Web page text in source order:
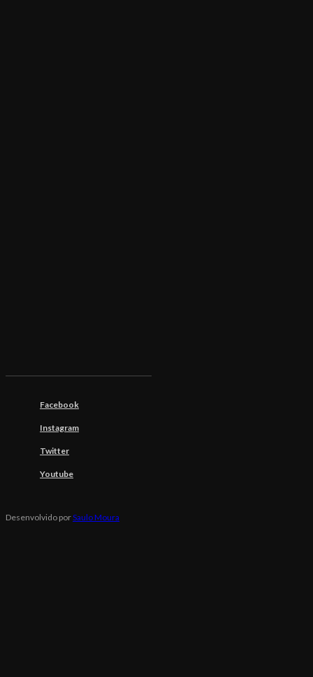
Facebook
Instagram
Twitter
Youtube
Desenvolvido porSaulo Moura